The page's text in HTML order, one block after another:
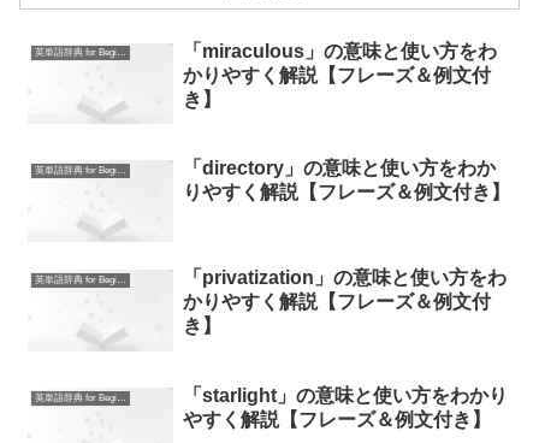
英単語辞典 for Beginners
「miraculous」の意味と使い方をわ
かりやすく解説【フレーズ＆例文付
き】
英単語辞典 for Beginners
「directory」の意味と使い方をわか
りやすく解説【フレーズ＆例文付き】
英単語辞典 for Beginners
「privatization」の意味と使い方をわ
かりやすく解説【フレーズ＆例文付
き】
英単語辞典 for Beginners
「starlight」の意味と使い方をわかり
やすく解説【フレーズ＆例文付き】